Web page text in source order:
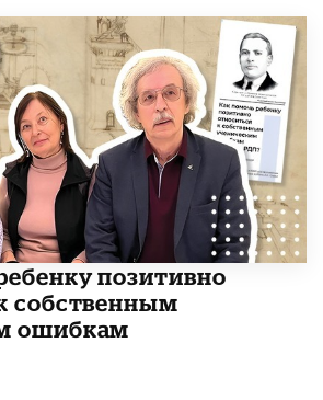
позитивно
собственным
ошибкам